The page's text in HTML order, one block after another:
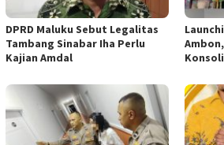
DPRD Maluku Sebut Legalitas
Tambang Sinabar Iha Perlu
Kajian Amdal